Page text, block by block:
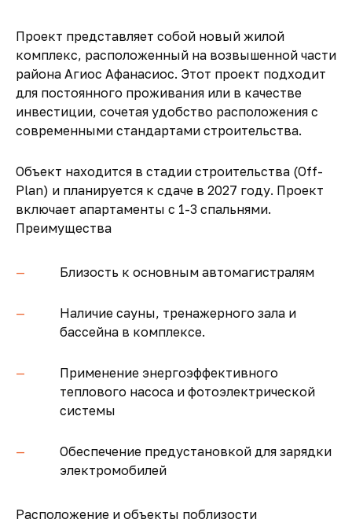
Проект представляет собой новый жилой
комплекс, расположенный на возвышенной части
района Агиос Афанасиос. Этот проект подходит
для постоянного проживания или в качестве
инвестиции, сочетая удобство расположения с
современными стандартами строительства.
Объект находится в стадии строительства (Off-
Plan) и планируется к сдаче в 2027 году. Проект
включает апартаменты с 1-3 спальнями.
Преимущества
Близость к основным автомагистралям
Наличие сауны, тренажерного зала и
бассейна в комплексе.
Применение энергоэффективного
теплового насоса и фотоэлектрической
системы
Обеспечение предустановкой для зарядки
электромобилей
Расположение и объекты поблизости